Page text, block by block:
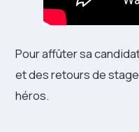
Pour affûter sa
et des retours de
héros.